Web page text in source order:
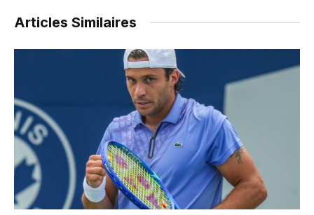
Articles Similaires